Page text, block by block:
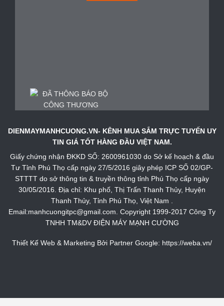
DIENMAYMANHCUONG.VN- KÊNH MUA SẮM TRỰC TUYẾN UY
TIN GIÁ TỐT HÀNG ĐẦU VIỆT NAM.
Giấy chứng nhận ĐKKD SỐ: 2600961030 do Sở kế hoạch & đầu
Tư Tỉnh Phú Thọ cấp ngày 27/5/2016 giây phép ICP SỐ 02/GP-
STTTT do sở thông tin & truyền thông tỉnh Phú Thọ cấp ngày
30/05/2016. Địa chỉ: Khu phố, Thị Trấn Thanh Thủy, Huyện
Thanh Thủy, Tỉnh Phú Thọ, Việt Nam .
Email:manhcuongitpc@gmail.com. Copyright 1999-2017 Công Ty
TNHH TM&DV ĐIỆN MÁY MẠNH CƯỜNG
Thiết Kế Web & Marketing Bởi Partner Google: https://weba.vn/